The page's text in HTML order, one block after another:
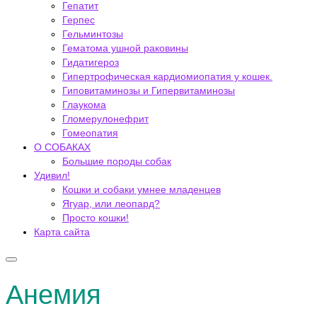
Гепатит
Герпес
Гельминтозы
Гематома ушной раковины
Гидатигероз
Гипертрофическая кардиомиопатия у кошек.
Гиповитаминозы и Гипервитаминозы
Глаукома
Гломерулонефрит
Гомеопатия
О СОБАКАХ
Большие породы собак
Удивил!
Кошки и собаки умнее младенцев
Ягуар, или леопард?
Просто кошки!
Карта сайта
Анемия